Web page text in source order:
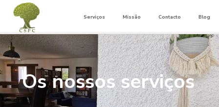
Serviços Missão Contacto Blog
Os nossos serviços